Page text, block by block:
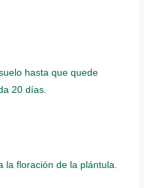
hasta que quede
20 días.
la floración de la plántula.